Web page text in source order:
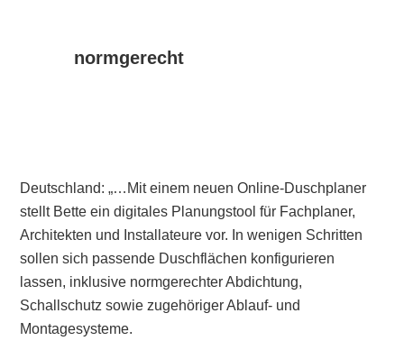
normgerecht
Deutschland: „…Mit einem neuen Online-Duschplaner
stellt Bette ein digitales Planungstool für Fachplaner,
Architekten und Installateure vor. In wenigen Schritten
sollen sich passende Duschflächen konfigurieren
lassen, inklusive normgerechter Abdichtung,
Schallschutz sowie zugehöriger Ablauf- und
Montagesysteme.